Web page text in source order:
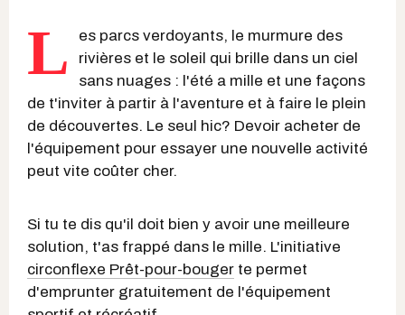
L
es parcs verdoyants, le murmure des
rivières et le soleil qui brille dans un ciel
sans nuages : l'été a mille et une façons
de t'inviter à partir à l'aventure et à faire le plein
de découvertes. Le seul hic? Devoir acheter de
l'équipement pour essayer une nouvelle activité
peut vite coûter cher.
Si tu te dis qu'il doit bien y avoir une meilleure
solution, t'as frappé dans le mille. L'initiative
circonflexe Prêt-pour-bouger te permet
d'emprunter gratuitement de l'équipement